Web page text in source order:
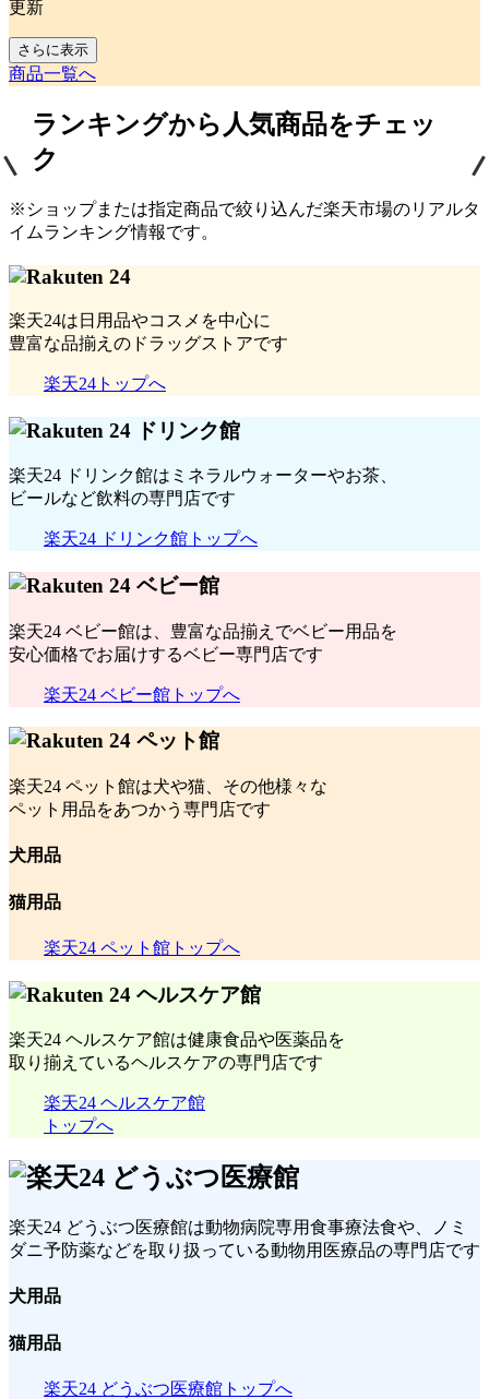
更新
さらに表示
商品一覧へ
ランキングから人気商品をチェッ
ク
※ショップまたは指定商品で絞り込んだ楽天市場のリアルタ
イムランキング情報です。
楽天24は日用品やコスメを中心に
豊富な品揃えのドラッグストアです
楽天24トップへ
楽天24 ドリンク館はミネラルウォーターやお茶、
ビールなど飲料の専門店です
楽天24 ドリンク館トップへ
楽天24 ベビー館は、豊富な品揃えでベビー用品を
安心価格でお届けするベビー専門店です
楽天24 ベビー館トップへ
楽天24 ペット館は犬や猫、その他様々な
ペット用品をあつかう専門店です
犬用品
猫用品
楽天24 ペット館トップへ
楽天24 ヘルスケア館は健康食品や医薬品を
取り揃えているヘルスケアの専門店です
楽天24 ヘルスケア館
トップへ
楽天24 どうぶつ医療館は動物病院専用食事療法食や、ノミ
ダニ予防薬などを取り扱っている動物用医療品の専門店です
犬用品
猫用品
楽天24 どうぶつ医療館トップへ